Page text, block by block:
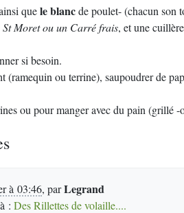
quele blancde poulet- (chacun son
Moret ou un Carré frais, et une
si besoin.
ou terrine), saupoudrer de
ou pour manger avec du pain (grillé -
à 03:46, parLegrand
: Des Rillettes de volaille....